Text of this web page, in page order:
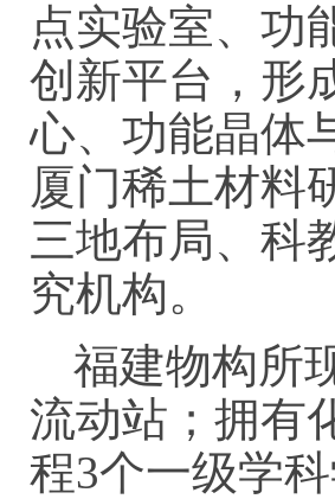
点实验室、功
创新平台，形
心、功能晶体
厦门稀土材料
三地布局、科
究机构。
福建物构所
流动站；拥有
程3个一级学